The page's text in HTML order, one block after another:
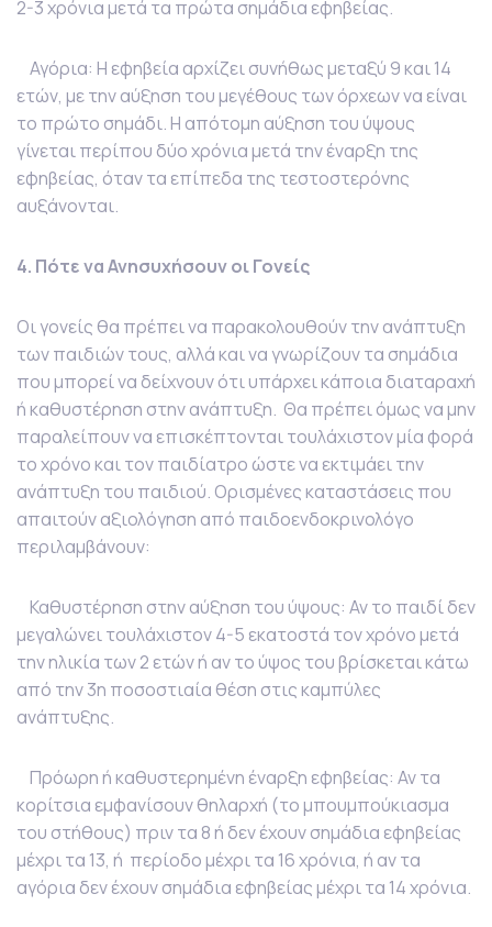
2-3 χρόνια μετά τα πρώτα σημάδια εφηβείας.
Αγόρια: Η εφηβεία αρχίζει συνήθως μεταξύ 9 και 14
ετών, με την αύξηση του μεγέθους των όρχεων να είναι
το πρώτο σημάδι. Η απότομη αύξηση του ύψους
γίνεται περίπου δύο χρόνια μετά την έναρξη της
εφηβείας, όταν τα επίπεδα της τεστοστερόνης
αυξάνονται.
4. Πότε να Ανησυχήσουν οι Γονείς
Οι γονείς θα πρέπει να παρακολουθούν την ανάπτυξη
των παιδιών τους, αλλά και να γνωρίζουν τα σημάδια
που μπορεί να δείχνουν ότι υπάρχει κάποια διαταραχή
ή καθυστέρηση στην ανάπτυξη. Θα πρέπει όμως να μην
παραλείπουν να επισκέπτονται τουλάχιστον μία φορά
το χρόνο και τον παιδίατρο ώστε να εκτιμάει την
ανάπτυξη του παιδιού. Ορισμένες καταστάσεις που
απαιτούν αξιολόγηση από παιδοενδοκρινολόγο
περιλαμβάνουν:
Καθυστέρηση στην αύξηση του ύψους: Αν το παιδί δεν
μεγαλώνει τουλάχιστον 4-5 εκατοστά τον χρόνο μετά
την ηλικία των 2 ετών ή αν το ύψος του βρίσκεται κάτω
από την 3η ποσοστιαία θέση στις καμπύλες
ανάπτυξης.
Πρόωρη ή καθυστερημένη έναρξη εφηβείας: Αν τα
κορίτσια εμφανίσουν θηλαρχή (το μπουμπούκιασμα
του στήθους) πριν τα 8 ή δεν έχουν σημάδια εφηβείας
μέχρι τα 13, ή περίοδο μέχρι τα 16 χρόνια, ή αν τα
αγόρια δεν έχουν σημάδια εφηβείας μέχρι τα 14 χρόνια.